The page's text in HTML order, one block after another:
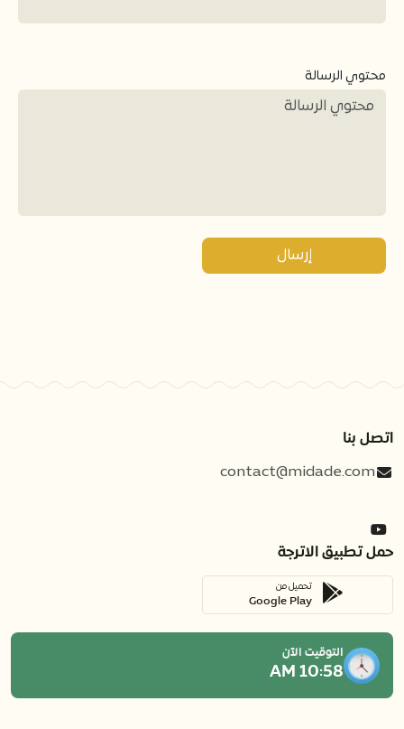
محتوي الرسالة
إرسال
اتصل بنا
contact@midade.com
حمل تطبيق الاترجة
تحميل من
Google Play
التوقيت الآن
10:58 AM